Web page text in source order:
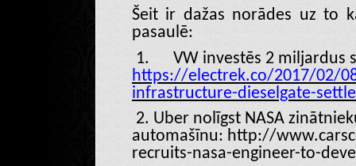
Šeit ir dažas norādes uz to
pasaulē:
1.
VW investēs 2 miljardus
https://electrek.co/2017/02/
infrastructure-dieselgate-
2. Uber nolīgst NASA
automašīnu: http://
recruits-nasa-engineer-to-